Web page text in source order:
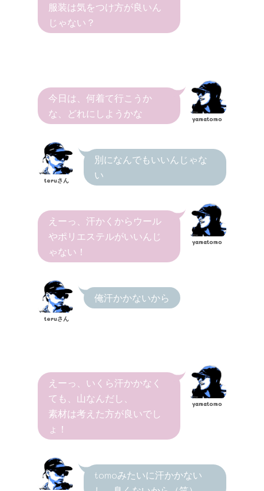
服装は気をつけ方が良いん
じゃない？
今日は、何着て行こうか
な、どれにしようかな
yamatomo
teruさん
別になんでもいいんじゃな
い
えーっ、汗かくからウール
やポリエステルがいいんじ
ゃない！
yamatomo
teruさん
俺汗かかないから
えーっ、いくら汗かかなく
ても、山なんだし、
素材は考えた方が良いでし
ょ！
yamatomo
tomoみたいに汗かかない